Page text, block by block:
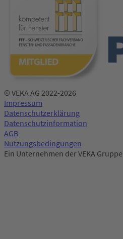
© VEKA AG 2022-2026
Impressum
Datenschutzerklärung
Datenschutzinformation
AGB
Nutzungsbedingungen
Ein Unternehmen der VEKA Gruppe